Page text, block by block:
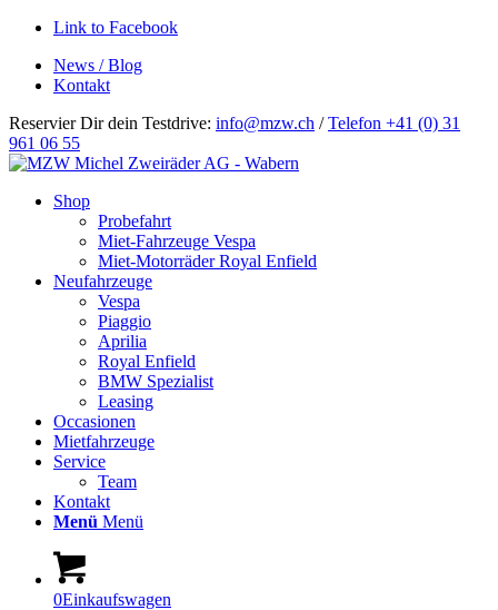
Link to Facebook
News / Blog
Kontakt
Reservier Dir dein Testdrive: info@mzw.ch /Telefon +41 (0) 31
961 06 55
Hauptnavigation
Shop
Probefahrt
Miet-Fahrzeuge Vespa
Miet-Motorräder Royal Enfield
Neufahrzeuge
Vespa
Piaggio
Aprilia
Royal Enfield
BMW Spezialist
Leasing
Occasionen
Mietfahrzeuge
Service
Team
Kontakt
Menü Menü
0Einkaufswagen